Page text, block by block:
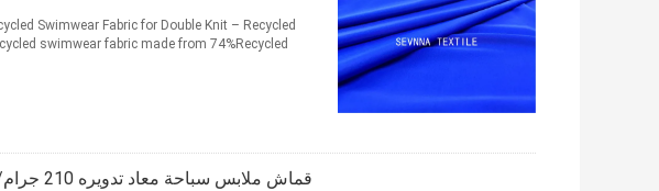
Swimwear Fabric for Double Knit – Recycled
swimwear fabric made from 74%Recycled